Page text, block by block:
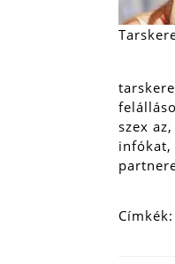
szex
infókat,
Címkék: